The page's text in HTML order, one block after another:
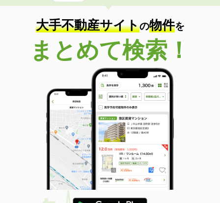
大手不動産サイトの物件を
まとめて検索！